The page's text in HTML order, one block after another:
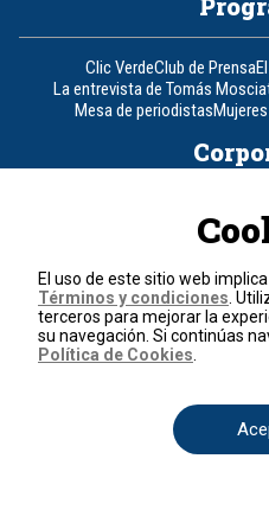
Clic VerdeClub de Prensa
La entrevista de Tomás
Mesa de periodistas
Atención
Informe de sostenibilidad
Visite
Canal RCNNoticias RCN
Un producto de
El uso de este sitio web
Términos y condiciones .
terceros para mejorar la
su navegación. Si continúas
Política de Cookies